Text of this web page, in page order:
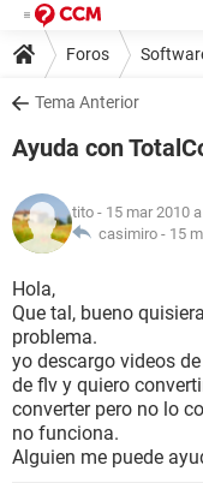
Foros
Tema Anterior
Ayuda con
tito - 15 mar 2010
casimiro - 15
Hola,
Que tal, bueno
problema.
yo descargo videos
de flv y quiero
converter pero no lo
no funciona.
Alguien me puede